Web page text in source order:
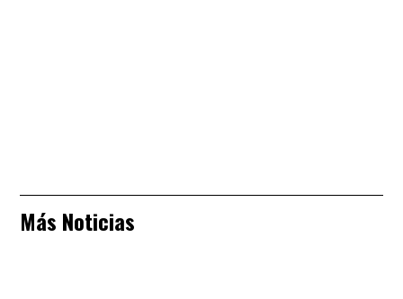
Más Noticias